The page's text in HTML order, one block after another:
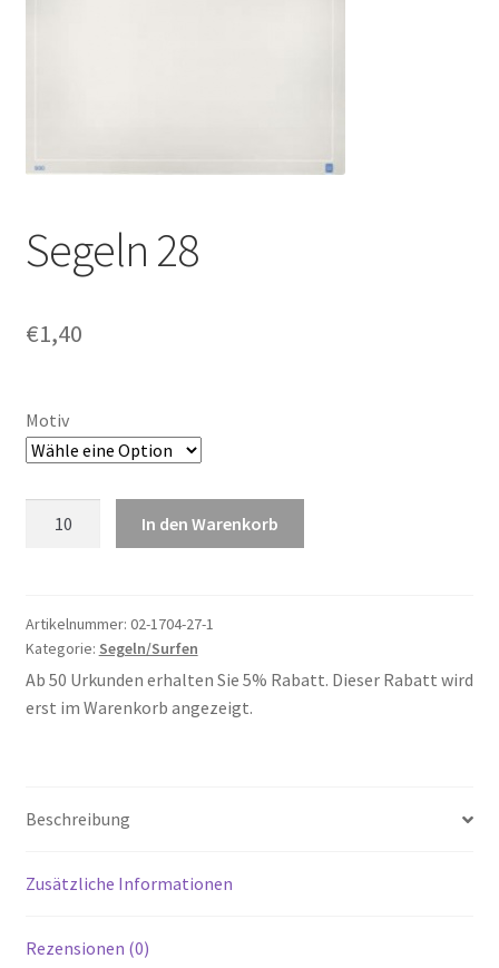
Segeln 28
€1,40
Motiv
In den Warenkorb
Artikelnummer: 02-1704-27-1
Kategorie: Segeln/Surfen
Ab 50 Urkunden erhalten Sie 5% Rabatt. Dieser Rabatt wird
erst im Warenkorb angezeigt.
Beschreibung
Zusätzliche Informationen
Rezensionen (0)